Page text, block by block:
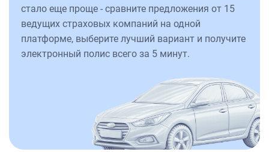
стало еще проще - сравните предложения от 15
ведущих страховых компаний на одной
платформе, выберите лучший вариант и получите
электронный полис всего за 5 минут.